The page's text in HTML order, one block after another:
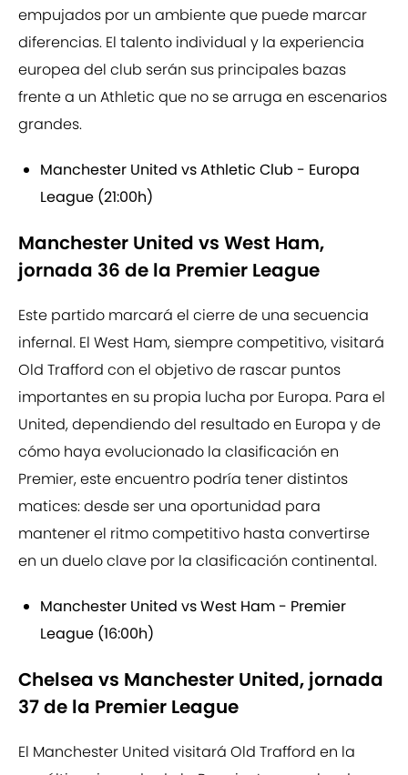
empujados por un ambiente que puede marcar
diferencias. El talento individual y la experiencia
europea del club serán sus principales bazas
frente a un Athletic que no se arruga en escenarios
grandes.
Manchester United vs Athletic Club - Europa
League (21:00h)
Manchester United vs West Ham,
jornada 36 de la Premier League
Este partido marcará el cierre de una secuencia
infernal. El West Ham, siempre competitivo, visitará
Old Trafford con el objetivo de rascar puntos
importantes en su propia lucha por Europa. Para el
United, dependiendo del resultado en Europa y de
cómo haya evolucionado la clasificación en
Premier, este encuentro podría tener distintos
matices: desde ser una oportunidad para
mantener el ritmo competitivo hasta convertirse
en un duelo clave por la clasificación continental.
Manchester United vs West Ham - Premier
League (16:00h)
Chelsea vs Manchester United, jornada
37 de la Premier League
El Manchester United visitará Old Trafford en la